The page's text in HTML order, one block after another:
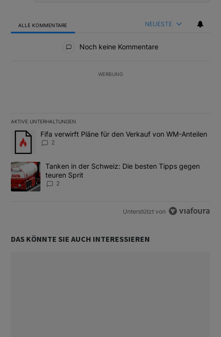
ALLE KOMMENTARE NEUESTE
Noch keine Kommentare
WERBUNG
AKTIVE UNTERHALTUNGEN
Das Folgende ist eine Liste der am meisten kommentierten
Ein Trendartikel mit dem Titel "Fifa verwirft Pläne für den
Fifa verwirft Pläne für den Verkauf von WM-Anteilen
2
Ein Trendartikel mit dem Titel "Tanken in der Schweiz: Die
Tanken in der Schweiz: Die besten Tipps gegen
teuren Sprit
2
Unterstützt von
DAS KÖNNTE SIE AUCH INTERESSIEREN